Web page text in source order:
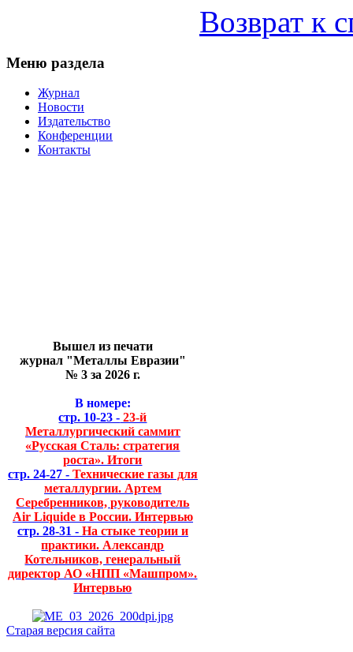
Возврат к
Меню раздела
Журнал
Новости
Издательство
Конференции
Контакты
Вышел из печати
журнал "Металлы Евразии"
№ 3 за 2026 г.
В номере:
стр. 10-23 - 23-й
Металлургический саммит
«Русская Сталь: стратегия
роста». Итоги
стр. 24-27 - Технические газы для
металлургии. Артем
Серебренников, руководитель
Air Liquide в России. Интервью
стр. 28-31 - На стыке теории и
практики. Александр
Котельников, генеральный
директор АО «НПП «Машпром».
Интервью
Старая версия сайта